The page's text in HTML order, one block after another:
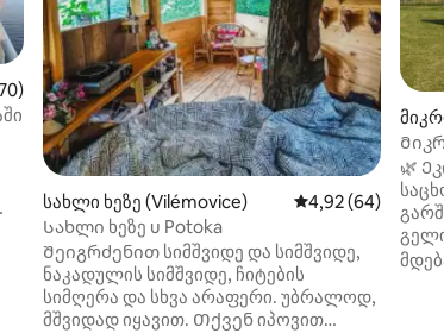
შეფასებაა 5‑დან 4,99, 170 მიმოხილვა
სახლი ხეზე (Vilémovice) საშუალო
4,92 (64)
Სახლი ხეზე u Potoka
Შეიგრძენით სიმშვიდე და სიმშვიდე,
ნაკადულის სიმშვიდე, ჩიტების
სიმღერა და სხვა არაფერი. უბრალოდ,
მშვიდად იყავით. Თქვენ იპოვით
🌿